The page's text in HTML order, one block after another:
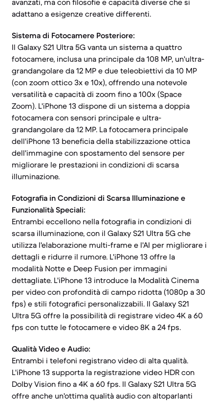
avanzati, ma con filosofie e capacità diverse che si
adattano a esigenze creative differenti.
Sistema di Fotocamere Posteriore:
Il Galaxy S21 Ultra 5G vanta un sistema a quattro
fotocamere, inclusa una principale da 108 MP, un'ultra-
grandangolare da 12 MP e due teleobiettivi da 10 MP
(con zoom ottico 3x e 10x), offrendo una notevole
versatilità e capacità di zoom fino a 100x (Space
Zoom). L'iPhone 13 dispone di un sistema a doppia
fotocamera con sensori principale e ultra-
grandangolare da 12 MP. La fotocamera principale
dell'iPhone 13 beneficia della stabilizzazione ottica
dell'immagine con spostamento del sensore per
migliorare le prestazioni in condizioni di scarsa
illuminazione.
Fotografia in Condizioni di Scarsa Illuminazione e
Funzionalità Speciali:
Entrambi eccellono nella fotografia in condizioni di
scarsa illuminazione, con il Galaxy S21 Ultra 5G che
utilizza l'elaborazione multi-frame e l'AI per migliorare i
dettagli e ridurre il rumore. L'iPhone 13 offre la
modalità Notte e Deep Fusion per immagini
dettagliate. L'iPhone 13 introduce la Modalità Cinema
per video con profondità di campo ridotta (1080p a 30
fps) e stili fotografici personalizzabili. Il Galaxy S21
Ultra 5G offre la possibilità di registrare video 4K a 60
fps con tutte le fotocamere e video 8K a 24 fps.
Qualità Video e Audio:
Entrambi i telefoni registrano video di alta qualità.
L'iPhone 13 supporta la registrazione video HDR con
Dolby Vision fino a 4K a 60 fps. Il Galaxy S21 Ultra 5G
offre anche un'ottima qualità audio con altoparlanti